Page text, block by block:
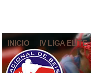
INICIO IV LIGA ELITE